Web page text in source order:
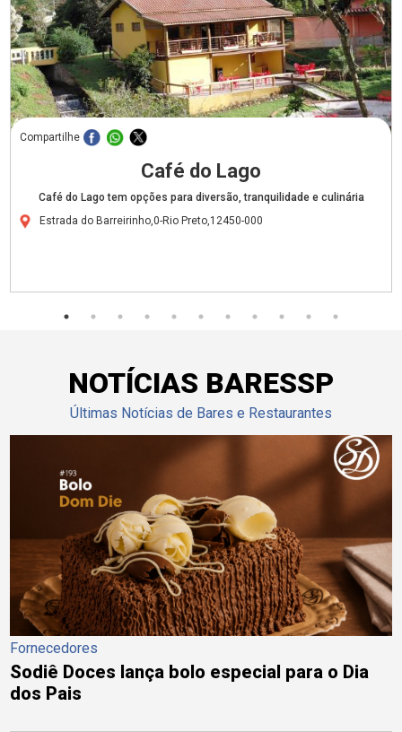
Compartilhe
Café do Lago
Café do Lago tem opções para diversão, tranquilidade e culinária
Estrada do Barreirinho,0-Rio Preto,12450-000
NOTÍCIAS BARESSP
Últimas Notícias de Bares e Restaurantes
Fornecedores
Sodiê Doces lança bolo especial para o Dia
dos Pais